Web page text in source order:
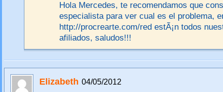
Hola Mercedes, te recomendamos que
especialista para ver cual es el problema,
http://procrearte.com/red estÃ¡n todos
afiliados, saludos!!!
Elizabeth 04/05/2012